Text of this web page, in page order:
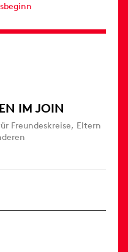
IM JOIN
Freundeskreise, Eltern